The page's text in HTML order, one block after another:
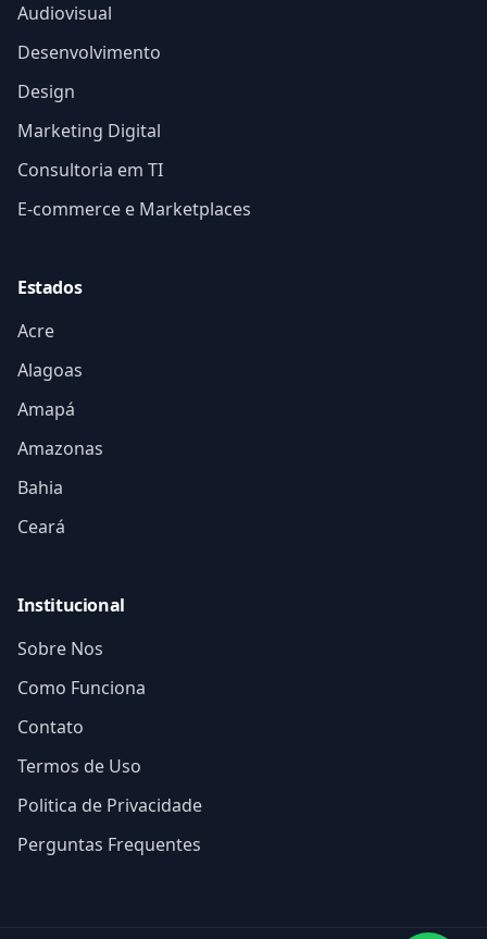
Audiovisual
Desenvolvimento
Design
Marketing Digital
Consultoria em TI
E-commerce e Marketplaces
Estados
Acre
Alagoas
Amapá
Amazonas
Bahia
Ceará
Institucional
Sobre Nos
Como Funciona
Contato
Termos de Uso
Politica de Privacidade
Perguntas Frequentes